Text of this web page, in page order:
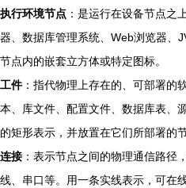
执行环境节点 ：是运行在设备节点之
器、数据库管理系统、Web浏览器、
节点内的嵌套立方体或特定图标。
工件：指代物理上存在的、可部署的
本、库文件、配置文件、数据库表、
的矩形表示，并放置在它们所部署的
连接 ：表示节点之间的物理通信路径
线、串口等。用一条实线表示，可在